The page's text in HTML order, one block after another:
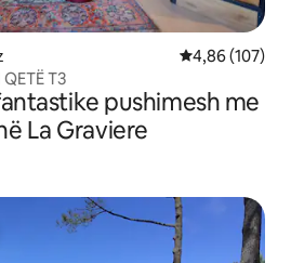
Vlerësimi
4,86 (107)
T3
pushimesh me
La Graviere